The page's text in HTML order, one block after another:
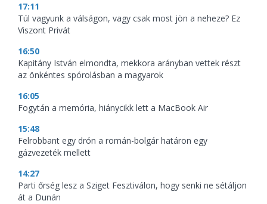
17:11
Túl vagyunk a válságon, vagy csak most jön a neheze? Ez
Viszont Privát
16:50
Kapitány István elmondta, mekkora arányban vettek részt
az önkéntes spórolásban a magyarok
16:05
Fogytán a memória, hiánycikk lett a MacBook Air
15:48
Felrobbant egy drón a román-bolgár határon egy
gázvezeték mellett
14:27
Parti őrség lesz a Sziget Fesztiválon, hogy senki ne sétáljon
át a Dunán